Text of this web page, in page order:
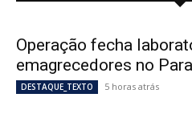
Operação fecha
emagrecedores no
DESTAQUE_TEXTO 5 horas atrás